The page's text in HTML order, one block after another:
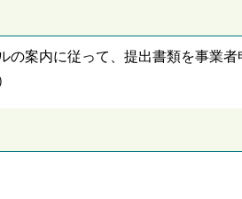
の案内に従って、提出書類を事業者